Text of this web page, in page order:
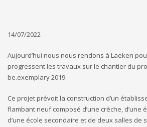
14/07/2022
Aujourd’hui nous nous rendons à Laeken
progressent les travaux sur le chantier du
be.exemplary 2019.
Ce projet prévoit la construction d’un
flambant neuf composé d’une crèche, d’une
d’une école secondaire et de deux salles de